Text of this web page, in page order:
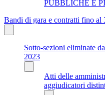
PUBBLICHE E
Bandi di gara e contratti fino al
Sotto-sezioni eliminate
2023
Atti delle
aggiudicatori